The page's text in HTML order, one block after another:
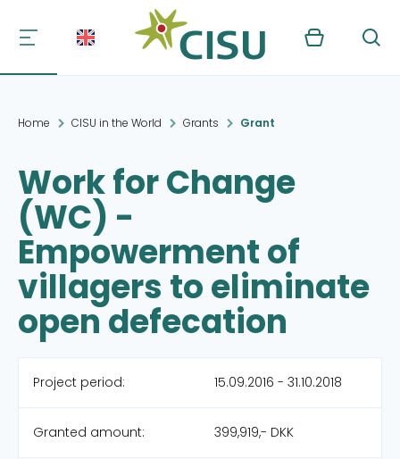
Kurv Søg
Home CISU in the World Grants Grant
Work for Change
(WC) -
Empowerment of
villagers to eliminate
open defecation
Project period: 15.09.2016 - 31.10.2018
Granted amount: 399,919,- DKK